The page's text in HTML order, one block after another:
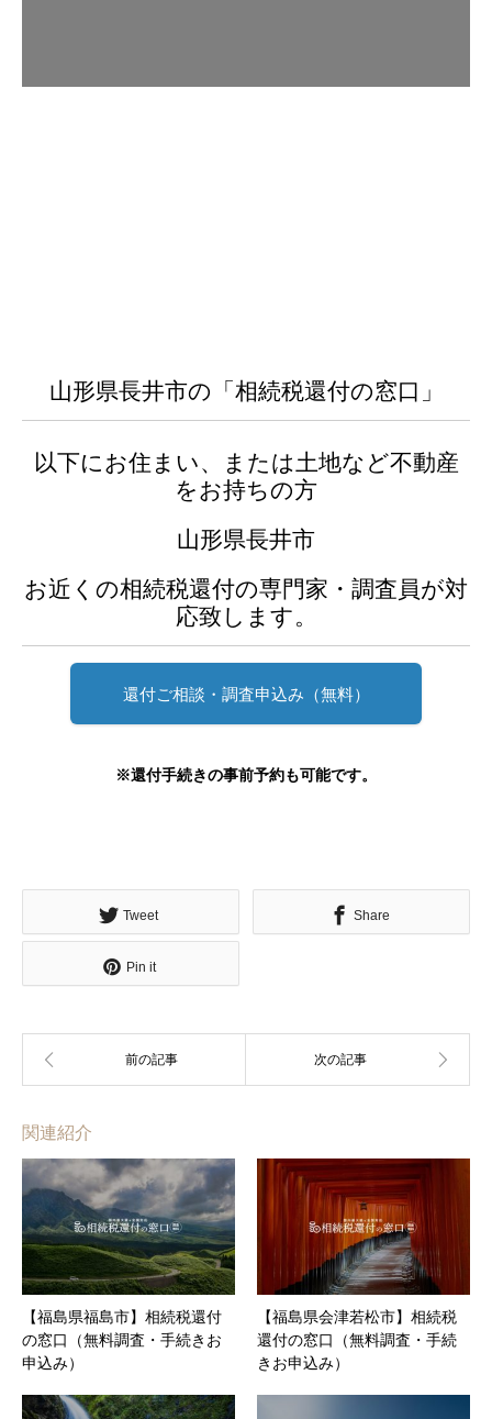
山形県長井市の「相続税還付の窓口」
以下にお住まい、または土地など不動産
をお持ちの方
山形県長井市
お近くの相続税還付の専門家・調査員が対
応致します。
還付ご相談・調査申込み（無料）
※還付手続きの事前予約も可能です。
Tweet Share
Pin it
関連紹介
【福島県福島市】相続税還付
の窓口（無料調査・手続きお
申込み）
【福島県会津若松市】相続税
還付の窓口（無料調査・手続
きお申込み）